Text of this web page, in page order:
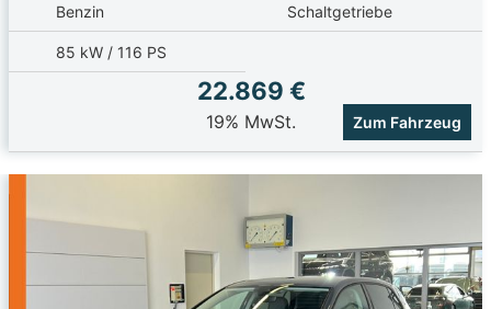
Benzin Schaltgetriebe
85 kW / 116 PS
22.869 €
19% MwSt. Zum Fahrzeug